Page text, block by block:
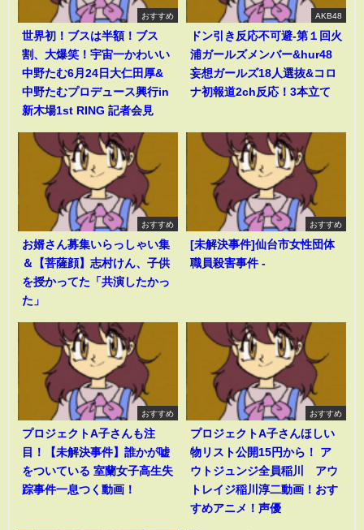
おすすめ
世界初！ブスは半額！ブス
割、大爆笑！宇宙一かわいい
中野たむ6月24日大仁田厚&
中野たむプロデュース興行in
新木場1st RING 記者会見
AKB48
ドン引き反応不可避-第１回火
浦ガールズメンバー&hur48
妄想ガールズ18人選抜&コロ
ナ初報道2ch反応！3本立て
おすすめ
お婿さん募集いらっしゃい集
＆【菩薩顔】志村けん、子供
を授かってた「共演したかっ
た」
おすすめ
[未解決事件]仙台市女性団体
職員殺害事件 -
おすすめ
プロジェクトA子さんも注
目！【未解決事件】誰かが嘘
をついている 室蘭女子高生失
踪事件一息つく動画！
おすすめ
プロジェクトA子さんほしい
物リスト公開15円から！ ア
ウトジュンジ全員稲川 アウ
トレイジ稲川淳二動画！おす
すめアニメ！声優